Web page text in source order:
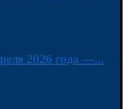
2026 года —...